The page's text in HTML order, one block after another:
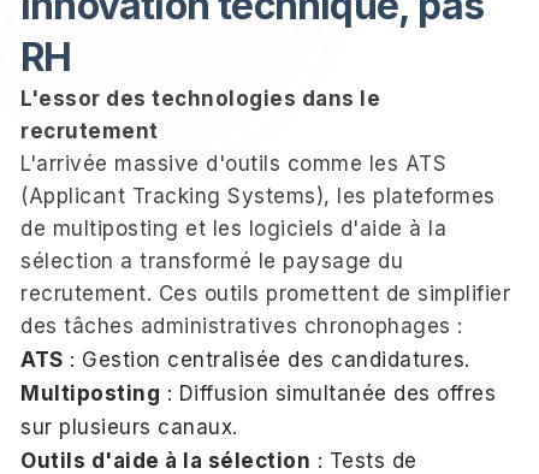
RH
L'essor des technologies dans le
recrutement
L'arrivée massive d'outils comme les ATS
(Applicant Tracking Systems), les plateformes
de multiposting et les logiciels d'aide à la
sélection a transformé le paysage du
recrutement. Ces outils promettent de simplifier
des tâches administratives chronophages :
ATS : Gestion centralisée des candidatures.
Multiposting : Diffusion simultanée des offres
sur plusieurs canaux.
Outils d'aide à la sélection : Tests de